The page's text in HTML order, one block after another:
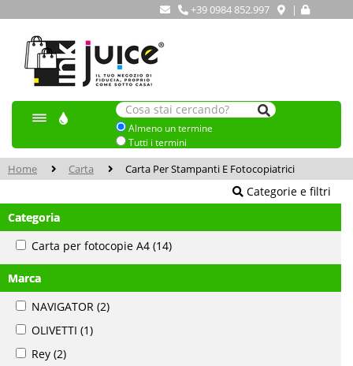
+39 0984 852.997 |
Almeno un termine
Tutti i termini
Home Carta Carta Per Stampanti E Fotocopiatrici
Categorie e filtri
Categoria
Carta per fotocopie A4 (14)
Marca
NAVIGATOR (2)
OLIVETTI (1)
Rey (2)